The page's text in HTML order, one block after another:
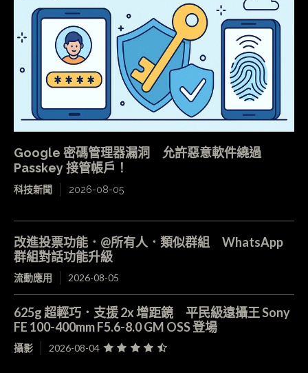
Google 密碼管理器漏洞 允許惡意軟件繞過
Passkey 接管帳戶！
科技新聞 2026-08-05
改進投票功能．@所有人．類似群組 WhatsApp
群組對話功能升級
流動應用 2026-08-05
625g 超輕巧．支援 2x 增距鏡 平民級遠攝王 Sony
FE 100-400mm F5.6-8.0 GM OSS 登場
攝影 2026-08-04